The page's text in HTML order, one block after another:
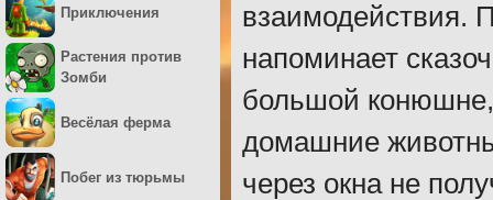
взаимодействия.
напоминает
большой
домашние
через окна не
Приключения
Растения против
Зомби
Весёлая ферма
Побег из тюрьмы